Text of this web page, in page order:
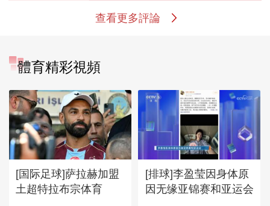
查看更多評論
體育精彩視頻
[国际足球]萨拉赫加盟
土超特拉布宗体育
[排球]李盈莹因身体原
因无缘亚锦赛和亚运会